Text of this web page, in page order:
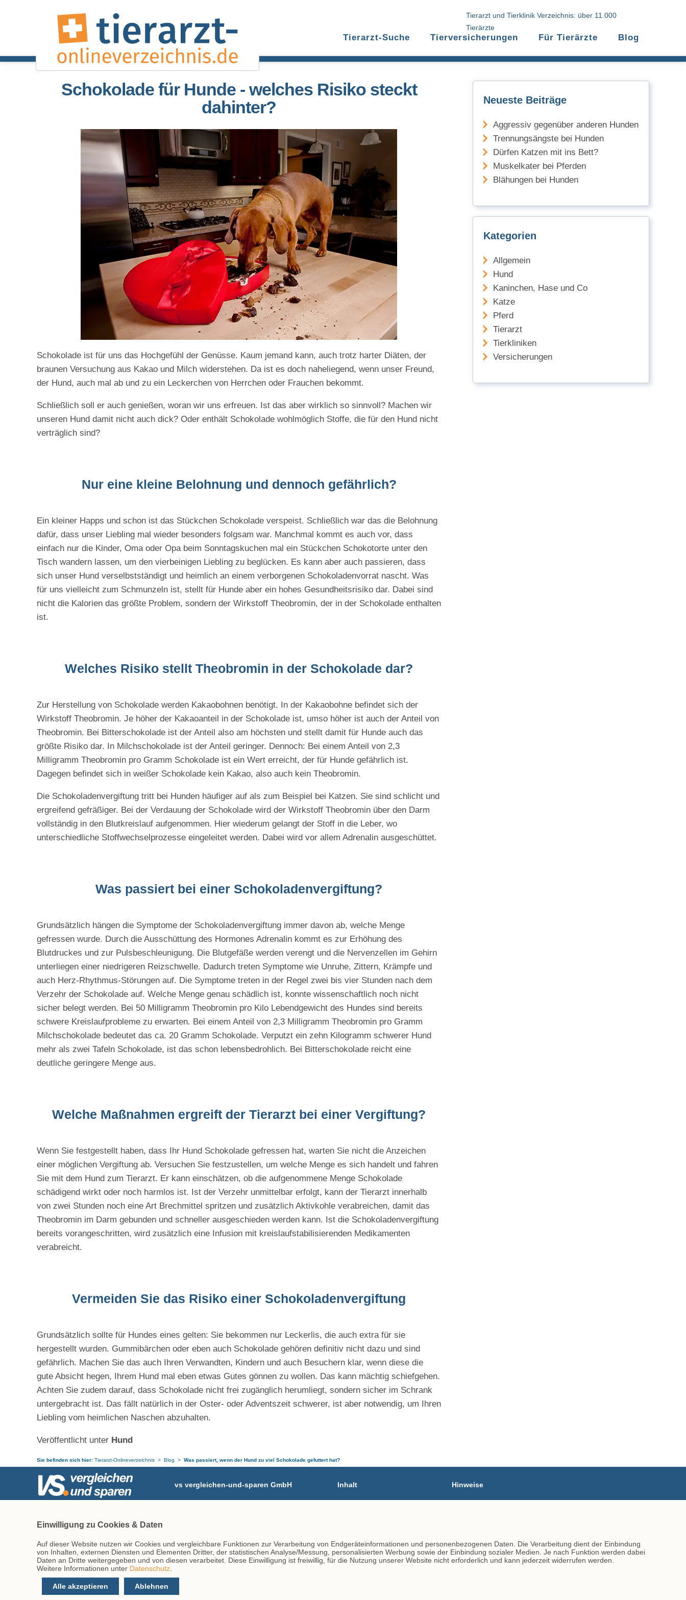
Tierarzt und Tierklinik Verzeichnis: über 11.000
Tierärzte
Tierarzt-Suche Tierversicherungen Für Tierärzte Blog
Schokolade für Hunde - welches Risiko steckt
dahinter?
Schokolade ist für uns das Hochgefühl der Genüsse. Kaum jemand kann, auch trotz harter Diäten, der
braunen Versuchung aus Kakao und Milch widerstehen. Da ist es doch naheliegend, wenn unser Freund,
der Hund, auch mal ab und zu ein Leckerchen von Herrchen oder Frauchen bekommt.
Schließlich soll er auch genießen, woran wir uns erfreuen. Ist das aber wirklich so sinnvoll? Machen wir
unseren Hund damit nicht auch dick? Oder enthält Schokolade wohlmöglich Stoffe, die für den Hund nicht
verträglich sind?
Nur eine kleine Belohnung und dennoch gefährlich?
Ein kleiner Happs und schon ist das Stückchen Schokolade verspeist. Schließlich war das die Belohnung
dafür, dass unser Liebling mal wieder besonders folgsam war. Manchmal kommt es auch vor, dass
einfach nur die Kinder, Oma oder Opa beim Sonntagskuchen mal ein Stückchen Schokotorte unter den
Tisch wandern lassen, um den vierbeinigen Liebling zu beglücken. Es kann aber auch passieren, dass
sich unser Hund verselbstständigt und heimlich an einem verborgenen Schokoladenvorrat nascht. Was
für uns vielleicht zum Schmunzeln ist, stellt für Hunde aber ein hohes Gesundheitsrisiko dar. Dabei sind
nicht die Kalorien das größte Problem, sondern der Wirkstoff Theobromin, der in der Schokolade enthalten
ist.
Welches Risiko stellt Theobromin in der Schokolade dar?
Zur Herstellung von Schokolade werden Kakaobohnen benötigt. In der Kakaobohne befindet sich der
Wirkstoff Theobromin. Je höher der Kakaoanteil in der Schokolade ist, umso höher ist auch der Anteil von
Theobromin. Bei Bitterschokolade ist der Anteil also am höchsten und stellt damit für Hunde auch das
größte Risiko dar. In Milchschokolade ist der Anteil geringer. Dennoch: Bei einem Anteil von 2,3
Milligramm Theobromin pro Gramm Schokolade ist ein Wert erreicht, der für Hunde gefährlich ist.
Dagegen befindet sich in weißer Schokolade kein Kakao, also auch kein Theobromin.
Die Schokoladenvergiftung tritt bei Hunden häufiger auf als zum Beispiel bei Katzen. Sie sind schlicht und
ergreifend gefräßiger. Bei der Verdauung der Schokolade wird der Wirkstoff Theobromin über den Darm
vollständig in den Blutkreislauf aufgenommen. Hier wiederum gelangt der Stoff in die Leber, wo
unterschiedliche Stoffwechselprozesse eingeleitet werden. Dabei wird vor allem Adrenalin ausgeschüttet.
Was passiert bei einer Schokoladenvergiftung?
Grundsätzlich hängen die Symptome der Schokoladenvergiftung immer davon ab, welche Menge
gefressen wurde. Durch die Ausschüttung des Hormones Adrenalin kommt es zur Erhöhung des
Blutdruckes und zur Pulsbeschleunigung. Die Blutgefäße werden verengt und die Nervenzellen im Gehirn
unterliegen einer niedrigeren Reizschwelle. Dadurch treten Symptome wie Unruhe, Zittern, Krämpfe und
auch Herz-Rhythmus-Störungen auf. Die Symptome treten in der Regel zwei bis vier Stunden nach dem
Verzehr der Schokolade auf. Welche Menge genau schädlich ist, konnte wissenschaftlich noch nicht
sicher belegt werden. Bei 50 Milligramm Theobromin pro Kilo Lebendgewicht des Hundes sind bereits
schwere Kreislaufprobleme zu erwarten. Bei einem Anteil von 2,3 Milligramm Theobromin pro Gramm
Milchschokolade bedeutet das ca. 20 Gramm Schokolade. Verputzt ein zehn Kilogramm schwerer Hund
mehr als zwei Tafeln Schokolade, ist das schon lebensbedrohlich. Bei Bitterschokolade reicht eine
deutliche geringere Menge aus.
Welche Maßnahmen ergreift der Tierarzt bei einer Vergiftung?
Wenn Sie festgestellt haben, dass Ihr Hund Schokolade gefressen hat, warten Sie nicht die Anzeichen
einer möglichen Vergiftung ab. Versuchen Sie festzustellen, um welche Menge es sich handelt und fahren
Sie mit dem Hund zum Tierarzt. Er kann einschätzen, ob die aufgenommene Menge Schokolade
schädigend wirkt oder noch harmlos ist. Ist der Verzehr unmittelbar erfolgt, kann der Tierarzt innerhalb
von zwei Stunden noch eine Art Brechmittel spritzen und zusätzlich Aktivkohle verabreichen, damit das
Theobromin im Darm gebunden und schneller ausgeschieden werden kann. Ist die Schokoladenvergiftung
bereits vorangeschritten, wird zusätzlich eine Infusion mit kreislaufstabilisierenden Medikamenten
verabreicht.
Vermeiden Sie das Risiko einer Schokoladenvergiftung
Grundsätzlich sollte für Hundes eines gelten: Sie bekommen nur Leckerlis, die auch extra für sie
hergestellt wurden. Gummibärchen oder eben auch Schokolade gehören definitiv nicht dazu und sind
gefährlich. Machen Sie das auch Ihren Verwandten, Kindern und auch Besuchern klar, wenn diese die
gute Absicht hegen, Ihrem Hund mal eben etwas Gutes gönnen zu wollen. Das kann mächtig schiefgehen.
Achten Sie zudem darauf, dass Schokolade nicht frei zugänglich herumliegt, sondern sicher im Schrank
untergebracht ist. Das fällt natürlich in der Oster- oder Adventszeit schwerer, ist aber notwendig, um Ihren
Liebling vom heimlichen Naschen abzuhalten.
Veröffentlicht unter Hund
Neueste Beiträge
Aggressiv gegenüber anderen Hunden
Trennungsängste bei Hunden
Dürfen Katzen mit ins Bett?
Muskelkater bei Pferden
Blähungen bei Hunden
Kategorien
Allgemein
Hund
Kaninchen, Hase und Co
Katze
Pferd
Tierarzt
Tierkliniken
Versicherungen
Sie befinden sich hier: Tierarzt-Onlineverzeichnis Blog Was passiert, wenn der Hund zu viel Schokolade gefuttert hat?
vs vergleichen-und-sparen GmbH
info@tierarzt-onlineverzeichnis.de
Inhalt Hinweise
Einwilligung zu Cookies & Daten
Auf dieser Website nutzen wir Cookies und vergleichbare Funktionen zur Verarbeitung von Endgeräteinformationen und personenbezogenen Daten. Die Verarbeitung dient der Einbindung
von Inhalten, externen Diensten und Elementen Dritter, der statistischen Analyse/Messung, personalisierten Werbung sowie der Einbindung sozialer Medien. Je nach Funktion werden dabei
Daten an Dritte weitergegeben und von diesen verarbeitet. Diese Einwilligung ist freiwillig, für die Nutzung unserer Website nicht erforderlich und kann jederzeit widerrufen werden.
Weitere Informationen unter Datenschutz
Alle akzeptieren Ablehnen